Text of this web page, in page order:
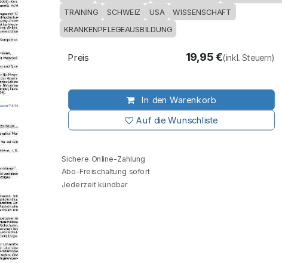
TRAINING SCHWEIZ USA WISSENSCHAFT
KRANKENPFLEGEAUSBILDUNG
In den Warenkorb
Auf die Wunschliste
Preis 19,95€(inkl. Steuern)
Sichere Online-Zahlung
Abo-Freischaltung sofort
Jederzeit kündbar